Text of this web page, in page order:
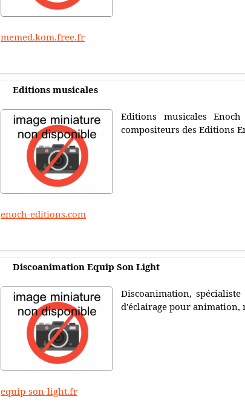
memed.kom.free.fr
Editions musicales
Editions musicales
compositeurs des Editions
enoch-editions.com
Discoanimation Equip Son Light
Discoanimation,
d'éclairage pour animation,
equip-son-light.fr